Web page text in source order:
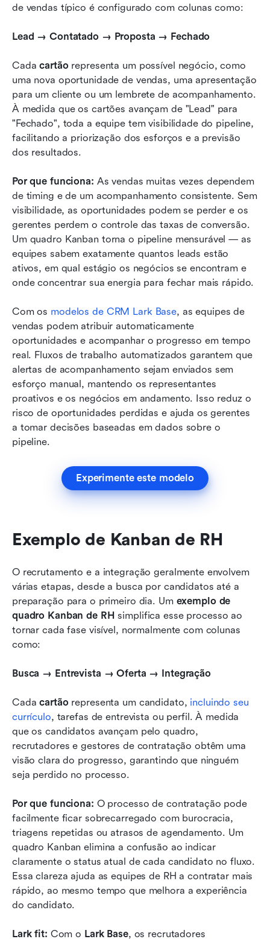
de vendas típico é configurado com colunas como:
Lead → Contatado → Proposta → Fechado
Cada cartão representa um possível negócio, como
uma nova oportunidade de vendas, uma apresentação
para um cliente ou um lembrete de acompanhamento.
À medida que os cartões avançam de "Lead" para
"Fechado", toda a equipe tem visibilidade do pipeline,
facilitando a priorização dos esforços e a previsão
dos resultados.
Por que funciona: As vendas muitas vezes dependem
de timing e de um acompanhamento consistente. Sem
visibilidade, as oportunidades podem se perder e os
gerentes perdem o controle das taxas de conversão.
Um quadro Kanban torna o pipeline mensurável — as
equipes sabem exatamente quantos leads estão
ativos, em qual estágio os negócios se encontram e
onde concentrar sua energia para fechar mais rápido.
Com os modelos de CRM Lark Base, as equipes de
vendas podem atribuir automaticamente
oportunidades e acompanhar o progresso em tempo
real. Fluxos de trabalho automatizados garantem que
alertas de acompanhamento sejam enviados sem
esforço manual, mantendo os representantes
proativos e os negócios em andamento. Isso reduz o
risco de oportunidades perdidas e ajuda os gerentes
a tomar decisões baseadas em dados sobre o
pipeline.
Experimente este modelo
Exemplo de Kanban de RH
O recrutamento e a integração geralmente envolvem
várias etapas, desde a busca por candidatos até a
preparação para o primeiro dia. Um exemplo de
quadro Kanban de RH simplifica esse processo ao
tornar cada fase visível, normalmente com colunas
como:
Busca → Entrevista → Oferta → Integração
Cada cartão representa um candidato, incluindo seu
currículo, tarefas de entrevista ou perfil. À medida
que os candidatos avançam pelo quadro,
recrutadores e gestores de contratação obtêm uma
visão clara do progresso, garantindo que ninguém
seja perdido no processo.
Por que funciona: O processo de contratação pode
facilmente ficar sobrecarregado com burocracia,
triagens repetidas ou atrasos de agendamento. Um
quadro Kanban elimina a confusão ao indicar
claramente o status atual de cada candidato no fluxo.
Essa clareza ajuda as equipes de RH a contratar mais
rápido, ao mesmo tempo que melhora a experiência
do candidato.
Lark fit: Com o Lark Base, os recrutadores